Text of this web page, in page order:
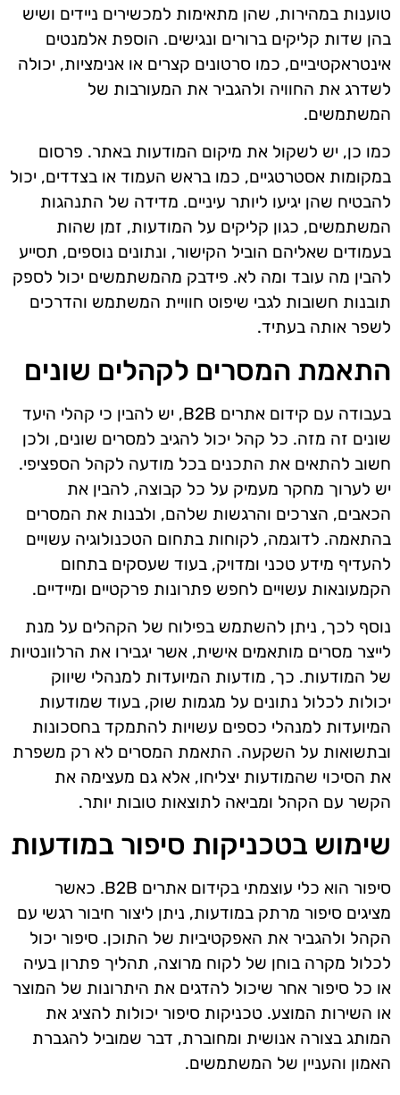
טוענות במהירות, שהן מתאימות למכשירים ניידים ושיש
בהן שדות קליקים ברורים ונגישים. הוספת אלמנטים
אינטראקטיביים, כמו סרטונים קצרים או אנימציות, יכולה
לשדרג את החוויה ולהגביר את המעורבות של
המשתמשים.
כמו כן, יש לשקול את מיקום המודעות באתר. פרסום
במקומות אסטרטגיים, כמו בראש העמוד או בצדדים, יכול
להבטיח שהן יגיעו ליותר עיניים. מדידה של התנהגות
המשתמשים, כגון קליקים על המודעות, זמן שהות
בעמודים שאליהם הוביל הקישור, ונתונים נוספים, תסייע
להבין מה עובד ומה לא. פידבק מהמשתמשים יכול לספק
תובנות חשובות לגבי שיפוט חוויית המשתמש והדרכים
לשפר אותה בעתיד.
התאמת המסרים לקהלים שונים
בעבודה עם קידום אתרים B2B, יש להבין כי קהלי היעד
שונים זה מזה. כל קהל יכול להגיב למסרים שונים, ולכן
חשוב להתאים את התכנים בכל מודעה לקהל הספציפי.
יש לערוך מחקר מעמיק על כל קבוצה, להבין את
הכאבים, הצרכים והרגשות שלהם, ולבנות את המסרים
בהתאמה. לדוגמה, לקוחות בתחום הטכנולוגיה עשויים
להעדיף מידע טכני ומדויק, בעוד שעסקים בתחום
הקמעונאות עשויים לחפש פתרונות פרקטיים ומיידיים.
נוסף לכך, ניתן להשתמש בפילוח של הקהלים על מנת
לייצר מסרים מותאמים אישית, אשר יגבירו את הרלוונטיות
של המודעות. כך, מודעות המיועדות למנהלי שיווק
יכולות לכלול נתונים על מגמות שוק, בעוד שמודעות
המיועדות למנהלי כספים עשויות להתמקד בחסכונות
ובתשואות על השקעה. התאמת המסרים לא רק משפרת
את הסיכוי שהמודעות יצליחו, אלא גם מעצימה את
הקשר עם הקהל ומביאה לתוצאות טובות יותר.
שימוש בטכניקות סיפור במודעות
סיפור הוא כלי עוצמתי בקידום אתרים B2B. כאשר
מציגים סיפור מרתק במודעות, ניתן ליצור חיבור רגשי עם
הקהל ולהגביר את האפקטיביות של התוכן. סיפור יכול
לכלול מקרה בוחן של לקוח מרוצה, תהליך פתרון בעיה
או כל סיפור אחר שיכול להדגים את היתרונות של המוצר
או השירות המוצע. טכניקות סיפור יכולות להציג את
המותג בצורה אנושית ומחוברת, דבר שמוביל להגברת
האמון והעניין של המשתמשים.